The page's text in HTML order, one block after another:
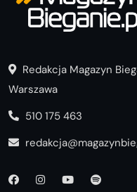
Redakcja Magazyn
Warszawa
510 175 463